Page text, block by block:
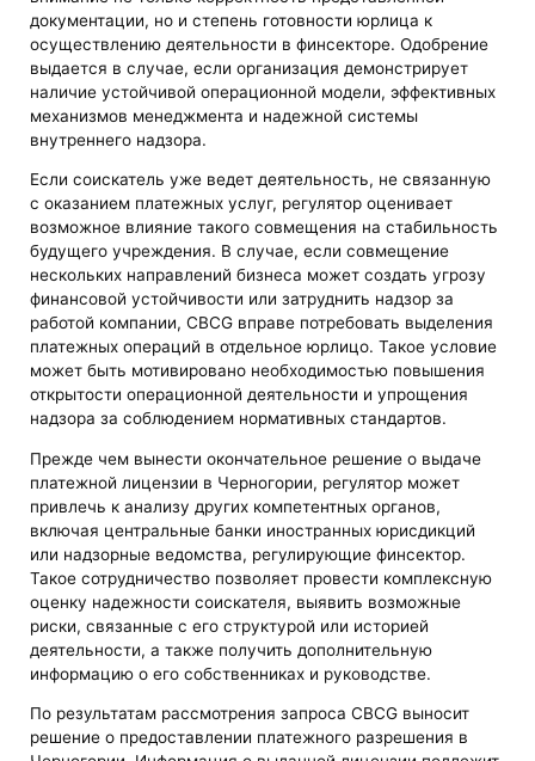
документации, но и степень готовности юрлица к
осуществлению деятельности в финсекторе. Одобрение
выдается в случае, если организация демонстрирует
наличие устойчивой операционной модели, эффективных
механизмов менеджмента и надежной системы
внутреннего надзора.
Если соискатель уже ведет деятельность, не связанную
с оказанием платежных услуг, регулятор оценивает
возможное влияние такого совмещения на стабильность
будущего учреждения. В случае, если совмещение
нескольких направлений бизнеса может создать угрозу
финансовой устойчивости или затруднить надзор за
работой компании, CBCG вправе потребовать выделения
платежных операций в отдельное юрлицо. Такое условие
может быть мотивировано необходимостью повышения
открытости операционной деятельности и упрощения
надзора за соблюдением нормативных стандартов.
Прежде чем вынести окончательное решение о выдаче
платежной лицензии в Черногории, регулятор может
привлечь к анализу других компетентных органов,
включая центральные банки иностранных юрисдикций
или надзорные ведомства, регулирующие финсектор.
Такое сотрудничество позволяет провести комплексную
оценку надежности соискателя, выявить возможные
риски, связанные с его структурой или историей
деятельности, а также получить дополнительную
информацию о его собственниках и руководстве.
По результатам рассмотрения запроса CBCG выносит
решение о предоставлении платежного разрешения в